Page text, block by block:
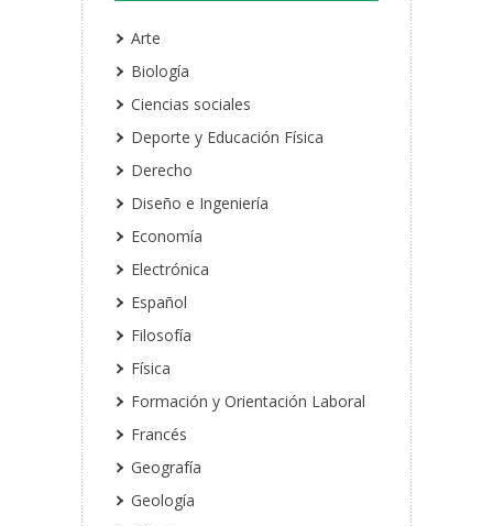
Arte
Biología
Ciencias sociales
Deporte y Educación Física
Derecho
Diseño e Ingeniería
Economía
Electrónica
Español
Filosofía
Física
Formación y Orientación Laboral
Francés
Geografía
Geología